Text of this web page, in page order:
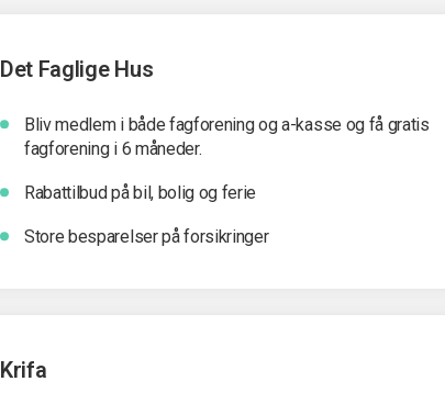
Det Faglige Hus
Bliv medlem i både fagforening og a-kasse og få gratis
fagforening i 6 måneder.
Rabattilbud på bil, bolig og ferie
Store besparelser på forsikringer
Krifa